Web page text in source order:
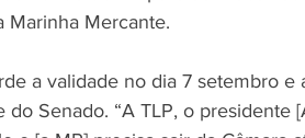
Marinha Mercante.
a validade no dia 7 setembro
do Senado. “A TLP, o